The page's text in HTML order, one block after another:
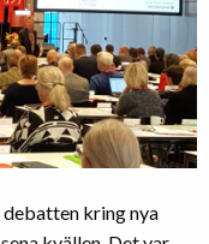
kring nya